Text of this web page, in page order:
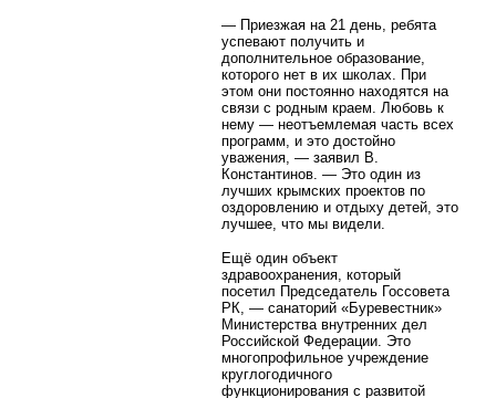
— Приезжая на 21 день, ребята
успевают получить и
дополнительное образование,
которого нет в их школах. При
этом они постоянно находятся на
связи с родным краем. Любовь к
нему — неотъемлемая часть всех
программ, и это достойно
уважения, — заявил В.
Константинов. — Это один из
лучших крымских проектов по
оздоровлению и отдыху детей, это
лучшее, что мы видели.
Ещё один объект
здравоохранения, который
посетил Председатель Госсовета
РК, — санаторий «Буревестник»
Министерства внутренних дел
Российской Федерации. Это
многопрофильное учреждение
круглогодичного
функционирования с развитой